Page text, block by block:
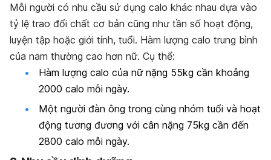
Mỗi người có nhu cầu sử dụng calo khác nhau dựa vào
tỷ lệ trao đổi chất cơ bản cũng như tần số hoạt động,
luyện tập hoặc giới tính, tuổi. Hàm lượng calo trung bình
của nam thường cao hơn nữ. Cụ thể:
Hàm lượng calo của nữ nặng 55kg cần khoảng
2000 calo mỗi ngày.
Một người đàn ông trong cùng nhóm tuổi và hoạt
động tương đương với cân nặng 75kg cần đến
2800 calo mỗi ngày.